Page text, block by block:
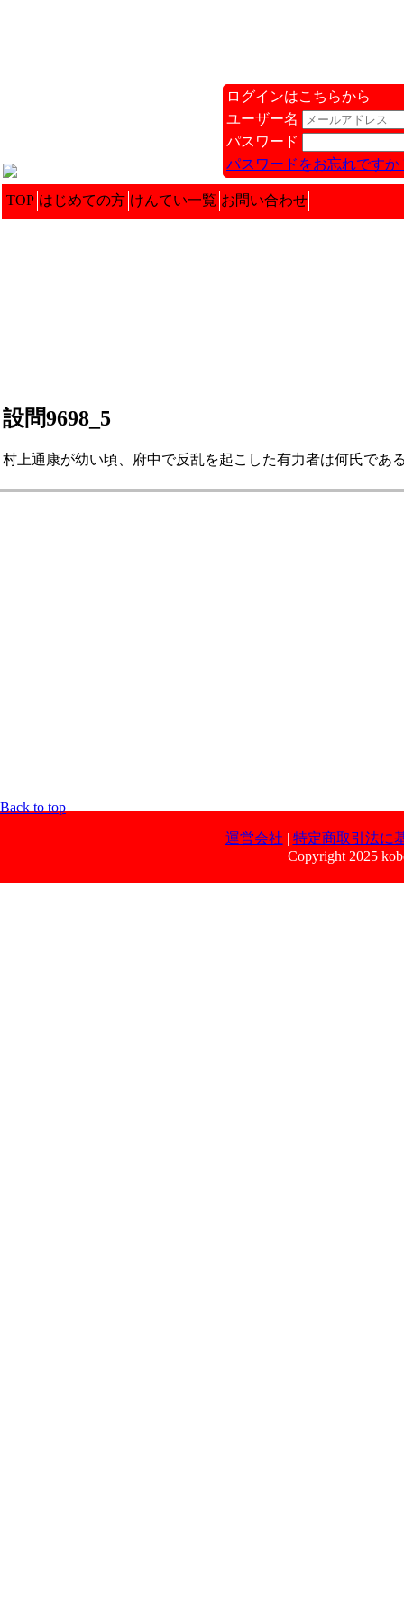
ログインはこちらから
ユーザー名
パスワード
パスワードをお忘れですか
TOP はじめての方 けんてい一覧 お問い合わせ
設問9698_5
村上通康が幼い頃、府中で反乱を起こした有力者は何氏であ
Back to top
運営会社 | 特定商取引法に
Copyright 2025